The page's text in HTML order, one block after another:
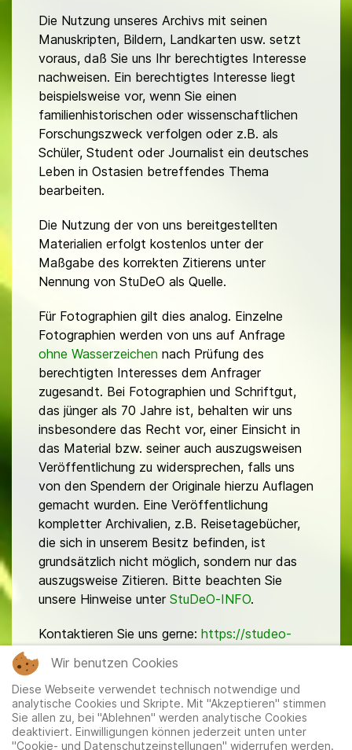
Die Nutzung unseres Archivs mit seinen
Manuskripten, Bildern, Landkarten usw. setzt
voraus, daß Sie uns Ihr berechtigtes Interesse
nachweisen. Ein berechtigtes Interesse liegt
beispielsweise vor, wenn Sie einen
familienhistorischen oder wissenschaftlichen
Forschungszweck verfolgen oder z.B. als
Schüler, Student oder Journalist ein deutsches
Leben in Ostasien betreffendes Thema
bearbeiten.
Die Nutzung der von uns bereitgestellten
Materialien erfolgt kostenlos unter der
Maßgabe des korrekten Zitierens unter
Nennung von StuDeO als Quelle.
Für Fotographien gilt dies analog. Einzelne
Fotographien werden von uns auf Anfrage
ohne Wasserzeichen nach Prüfung des
berechtigten Interesses dem Anfrager
zugesandt. Bei Fotographien und Schriftgut,
das jünger als 70 Jahre ist, behalten wir uns
insbesondere das Recht vor, einer Einsicht in
das Material bzw. seiner auch auszugsweisen
Veröffentlichung zu widersprechen, falls uns
von den Spendern der Originale hierzu Auflagen
gemacht wurden. Eine Veröffentlichung
kompletter Archivalien, z.B. Reisetagebücher,
die sich in unserem Besitz befinden, ist
grundsätzlich nicht möglich, sondern nur das
auszugsweise Zitieren. Bitte beachten Sie
unsere Hinweise unter StuDeO-INFO.
Kontaktieren Sie uns gerne: https://studeo-
Wir benutzen Cookies
Diese Webseite verwendet technisch notwendige und
analytische Cookies und Skripte. Mit "Akzeptieren" stimmen
Sie allen zu, bei "Ablehnen" werden analytische Cookies
deaktiviert. Einwilligungen können jederzeit unten unter
"Cookie- und Datenschutzeinstellungen" widerrufen werden.